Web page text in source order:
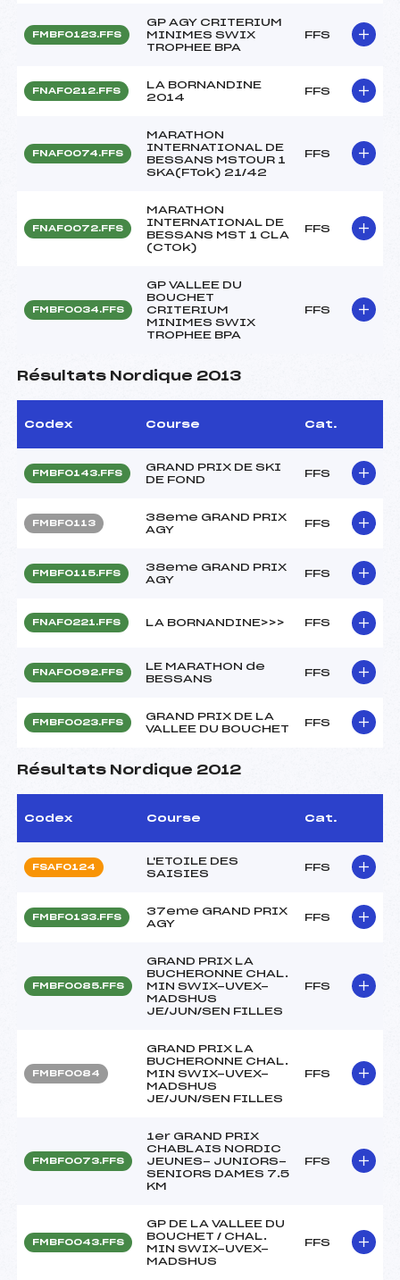
FMBF0123.FFS
GP AGY CRITERIUM
MINIMES SWIX
TROPHEE BPA
FFS
FNAF0212.FFS
LA BORNANDINE
2014
FFS
FNAF0074.FFS
MARATHON
INTERNATIONAL DE
BESSANS MSTOUR 1
SKA(FTok) 21/42
FFS
FNAF0072.FFS
MARATHON
INTERNATIONAL DE
BESSANS MST 1 CLA
(CTOk)
FFS
FMBF0034.FFS
GP VALLEE DU
BOUCHET
CRITERIUM
MINIMES SWIX
TROPHEE BPA
FFS
Résultats Nordique 2013
Codex Course Cat.
FMBF0143.FFS
GRAND PRIX DE SKI
DE FOND
FFS
FMBF0113
38eme GRAND PRIX
AGY
FFS
FMBF0115.FFS
38eme GRAND PRIX
AGY
FFS
FNAF0221.FFS LA BORNANDINE>>> FFS
FNAF0092.FFS
LE MARATHON de
BESSANS
FFS
FMBF0023.FFS
GRAND PRIX DE LA
VALLEE DU BOUCHET
FFS
Résultats Nordique 2012
Codex Course Cat.
FSAF0124
L'ETOILE DES
SAISIES
FFS
FMBF0133.FFS
37eme GRAND PRIX
AGY
FFS
FMBF0085.FFS
GRAND PRIX LA
BUCHERONNE CHAL.
MIN SWIX-UVEX-
MADSHUS
JE/JUN/SEN FILLES
FFS
FMBF0084
GRAND PRIX LA
BUCHERONNE CHAL.
MIN SWIX-UVEX-
MADSHUS
JE/JUN/SEN FILLES
FFS
FMBF0073.FFS
1er GRAND PRIX
CHABLAIS NORDIC
JEUNES- JUNIORS-
SENIORS DAMES 7.5
KM
FFS
FMBF0043.FFS
GP DE LA VALLEE DU
BOUCHET / CHAL.
MIN SWIX-UVEX-
MADSHUS
FFS